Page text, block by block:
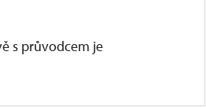
s průvodcem je